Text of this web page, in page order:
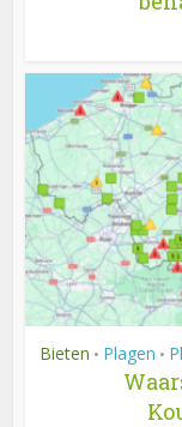
Bieten • Plagen •